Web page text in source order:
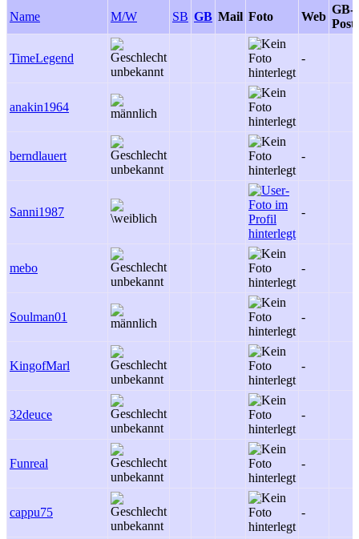
Name M/W SB GB Mail Foto Web
GB-
Posts
TimeLegend -
anakin1964
berndlauert -
Sanni1987 -
mebo -
Soulman01 -
KingofMarl -
32deuce -
Funreal -
cappu75 -